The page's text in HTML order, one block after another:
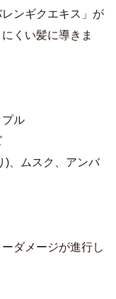
ンギクエキス」が
くい髪に導きま
プル
)、ムスク、アンバ
ダメージが進行し